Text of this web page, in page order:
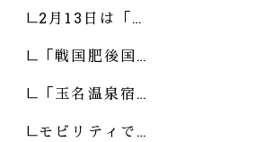
2月13日は「…
「戦国肥後国…
「玉名温泉宿…
モビリティで…